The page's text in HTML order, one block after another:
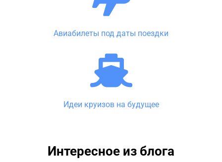
Авиабилеты под даты поездки
Идеи круизов на будущее
Интересное из блога